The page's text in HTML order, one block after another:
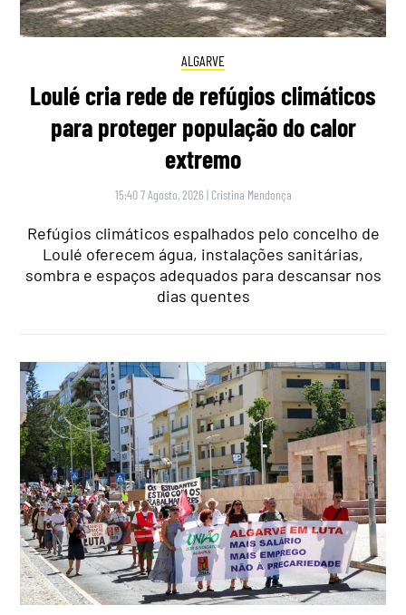
ALGARVE
Loulé cria rede de refúgios climáticos
para proteger população do calor
extremo
15:40 7 Agosto, 2026 | Cristina Mendonça
Refúgios climáticos espalhados pelo concelho de
Loulé oferecem água, instalações sanitárias,
sombra e espaços adequados para descansar nos
dias quentes